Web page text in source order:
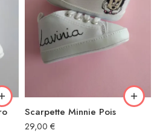
Scarpette Minnie Pois
29,00 €